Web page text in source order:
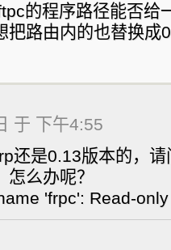
的程序路径能否给
把路由内的也替换成
于 下午4:55
还是0.13版本的，
么办呢？
'frpc': Read-